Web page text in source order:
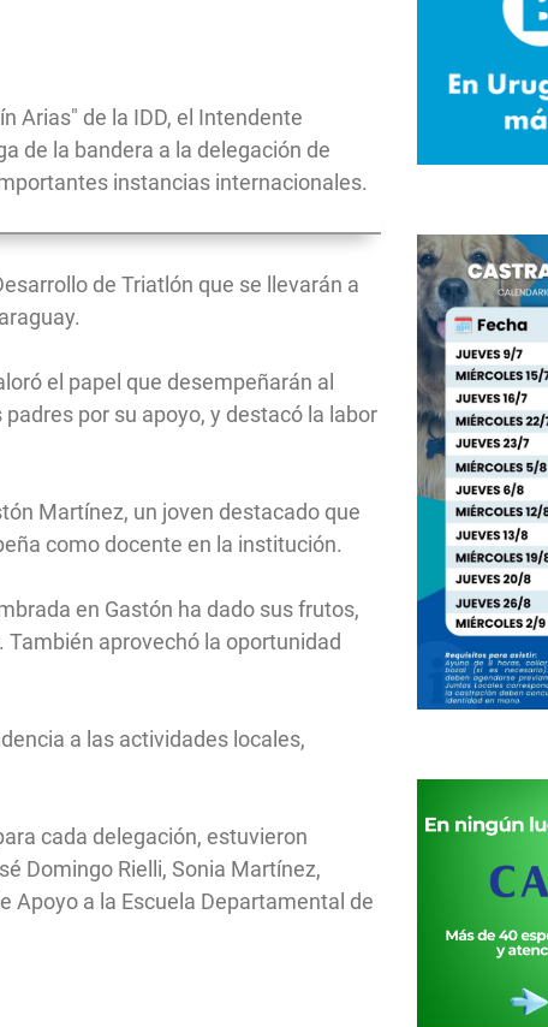
Arias" de la IDD, el Intendente
de la bandera a la delegación de
instancias internacionales.
de Triatlón que se llevarán a
el papel que desempeñarán al
por su apoyo, y destacó la labor
Martínez, un joven destacado que
como docente en la institución.
en Gastón ha dado sus frutos,
También aprovechó la oportunidad
a las actividades locales,
cada delegación, estuvieron
Domingo Rielli, Sonia Martínez,
Apoyo a la Escuela Departamental de